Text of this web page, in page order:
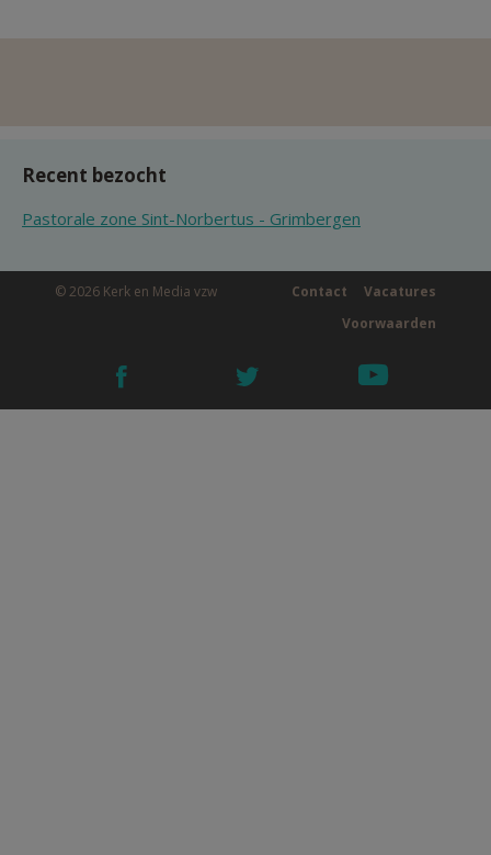
Recent bezocht
Pastorale zone Sint-Norbertus - Grimbergen
© 2026 Kerk en Media vzw Vacatures
Contact
Voorwaarden